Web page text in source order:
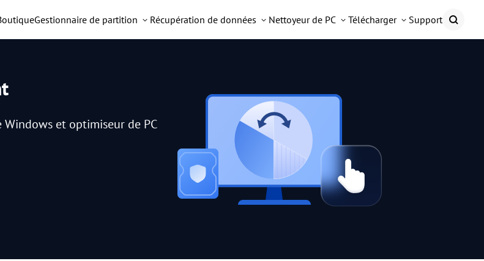
Gestionnaire de partition Récupération de données Nettoyeur de PC Télécharger Support
et optimiseur de PC